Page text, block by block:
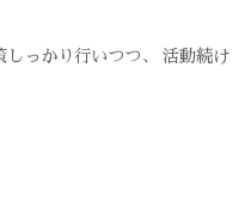
っかり行いつつ、 活動続け